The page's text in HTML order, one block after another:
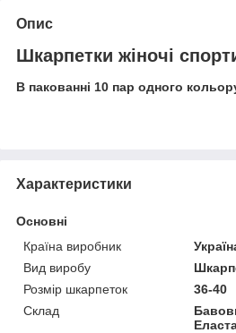
Опис
Шкарпетки жіночі
В пакованні 10 пар одного
Характеристики
Основні
Країна виробник
Вид виробу
Розмір шкарпеток
36-40
Склад